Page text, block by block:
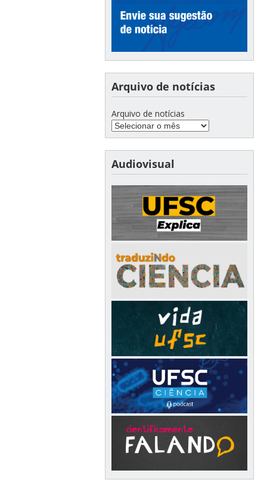
Arquivo de notícias
Arquivo de notícias
Audiovisual